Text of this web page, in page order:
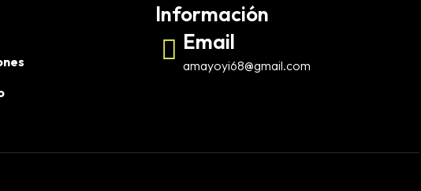
Información
Email
amayoyi68@gmail.com